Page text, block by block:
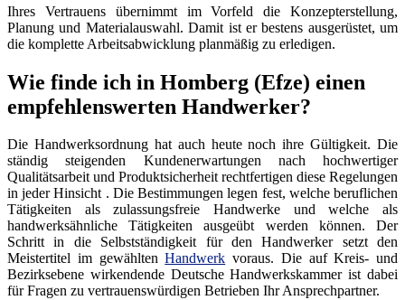
Ihres Vertrauens übernimmt im Vorfeld die Konzepterstellung,
Planung und Materialauswahl. Damit ist er bestens ausgerüstet, um
die komplette Arbeitsabwicklung planmäßig zu erledigen.
Wie finde ich in Homberg (Efze) einen
empfehlenswerten Handwerker?
Die Handwerksordnung hat auch heute noch ihre Gültigkeit. Die
ständig steigenden Kundenerwartungen nach hochwertiger
Qualitätsarbeit und Produktsicherheit rechtfertigen diese Regelungen
in jeder Hinsicht . Die Bestimmungen legen fest, welche beruflichen
Tätigkeiten als zulassungsfreie Handwerke und welche als
handwerksähnliche Tätigkeiten ausgeübt werden können. Der
Schritt in die Selbstständigkeit für den Handwerker setzt den
Meistertitel im gewähltenHandwerk voraus. Die auf Kreis- und
Bezirksebene wirkendende Deutsche Handwerkskammer ist dabei
für Fragen zu vertrauenswürdigen Betrieben Ihr Ansprechpartner.